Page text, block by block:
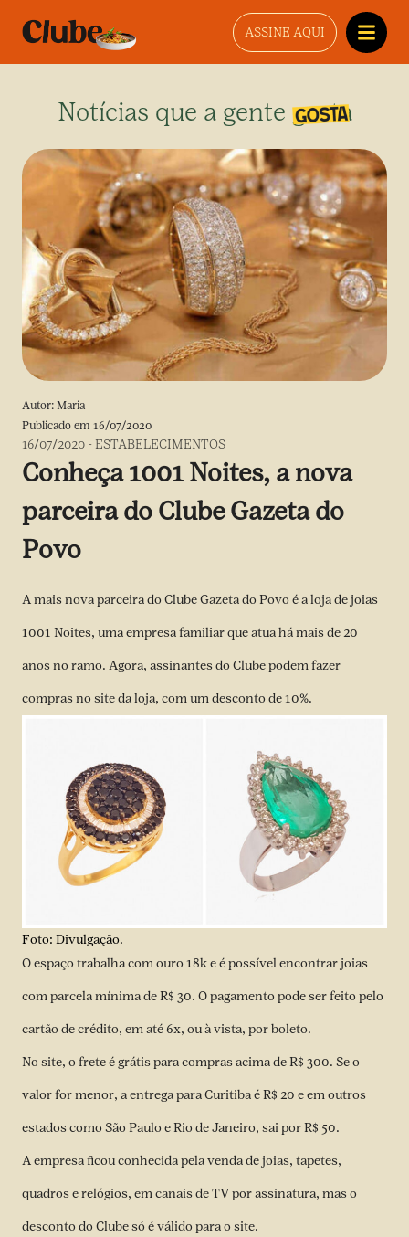
ASSINE AQUI
Notícias que a gente gosta
Autor: Maria
Publicado em 16/07/2020
16/07/2020 -ESTABELECIMENTOS
Conheça 1001 Noites, a nova
parceira do Clube Gazeta do
Povo
A mais nova parceira do Clube Gazeta do Povo é a loja de joias
1001 Noites, uma empresa familiar que atua há mais de 20
anos no ramo. Agora, assinantes do Clube podem fazer
compras nositeda loja, com um desconto de 10%.
Foto: Divulgação.
O espaço trabalha com ouro 18k e é possível encontrar joias
com parcela mínima de R$ 30. O pagamento pode ser feito pelo
cartão de crédito, em até 6x, ou à vista, por boleto.
No site, o frete é grátis para compras acima de R$ 300. Se o
valor for menor, a entrega para Curitiba é R$ 20 e em outros
estados como São Paulo e Rio de Janeiro, sai por R$ 50.
A empresa ficou conhecida pela venda de joias, tapetes,
quadros e relógios, em canais de TV por assinatura, mas o
desconto do Clube só é válido para o site.